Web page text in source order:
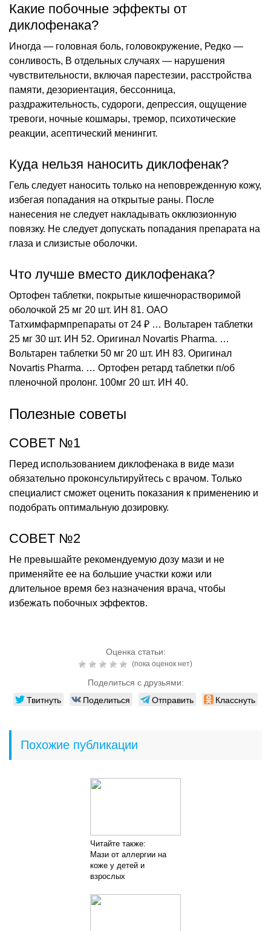
Какие побочные эффекты от
диклофенака?
Иногда — головная боль, головокружение, Редко —
сонливость, В отдельных случаях — нарушения
чувствительности, включая парестезии, расстройства
памяти, дезориентация, бессонница,
раздражительность, судороги, депрессия, ощущение
тревоги, ночные кошмары, тремор, психотические
реакции, асептический менингит.
Куда нельзя наносить диклофенак?
Гель следует наносить только на неповрежденную кожу,
избегая попадания на открытые раны. После
нанесения не следует накладывать окклюзионную
повязку. Не следует допускать попадания препарата на
глаза и слизистые оболочки.
Что лучше вместо диклофенака?
Ортофен таблетки, покрытые кишечнорастворимой
оболочкой 25 мг 20 шт. ИН 81. ОАО
Татхимфармпрепараты от 24 ₽ … Вольтарен таблетки
25 мг 30 шт. ИН 52. Оригинал Novartis Pharma. …
Вольтарен таблетки 50 мг 20 шт. ИН 83. Оригинал
Novartis Pharma. … Ортофен ретард таблетки п/об
пленочной пролонг. 100мг 20 шт. ИН 40.
Полезные советы
СОВЕТ №1
Перед использованием диклофенака в виде мази
обязательно проконсультируйтесь с врачом. Только
специалист сможет оценить показания к применению и
подобрать оптимальную дозировку.
СОВЕТ №2
Не превышайте рекомендуемую дозу мази и не
применяйте ее на большие участки кожи или
длительное время без назначения врача, чтобы
избежать побочных эффектов.
Оценка статьи:
(пока оценок нет)
Поделиться с друзьями:
Твитнуть Поделиться Отправить Класснуть
Похожие публикации
Читайте также:
Мази от аллергии на
коже у детей и
взрослых